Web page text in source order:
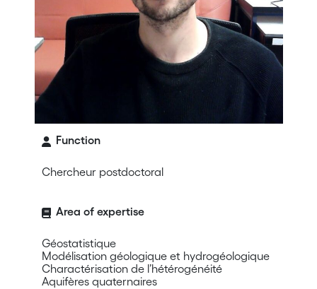
Function
Chercheur postdoctoral
Area of expertise
Géostatistique
Modélisation géologique et hydrogéologique
Charactérisation de l’hétérogénéité
Aquifères quaternaires